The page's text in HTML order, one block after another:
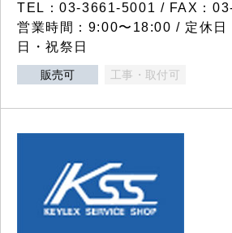
TEL：03-3661-5001 / FAX：
営業時間：9:00〜18:00 / 定休日
日・祝祭日
販売可 工事・取付可